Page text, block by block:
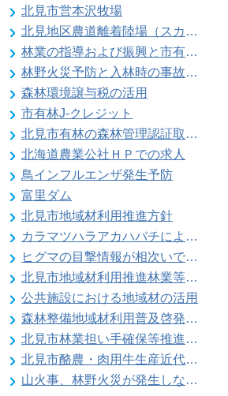
北見市営本沢牧場
北見地区農道離着陸場（スカイポートきたみ）
林業の指導および振興と市有林の経営維持管理
林野火災予防と入林時の事故防止
森林環境譲与税の活用
市有林J-クレジット
北見市有林の森林管理認証取得状況
北海道農業公社ＨＰでの求人
鳥インフルエンザ発生予防
富里ダム
北見市地域材利用推進方針
カラマツハラアカハバチによりカラマツ類の葉の食害被害が発生することがあります
ヒグマの目撃情報が相次いでいます【留辺蘂自治区】
北見市地域材利用推進林業等振興対策事業
公共施設における地域材の活用
森林整備地域材利用普及啓発事業
北見市林業担い手確保等推進対策事業
北見市酪農・肉用牛生産近代化計画
山火事、林野火災が発生しないように注意しましょう